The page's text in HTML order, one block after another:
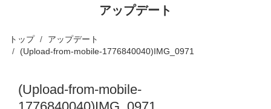
アップデート
トップ
アップデート
(Upload-from-mobile-1776840040)IMG_0971
(Upload-from-mobile-